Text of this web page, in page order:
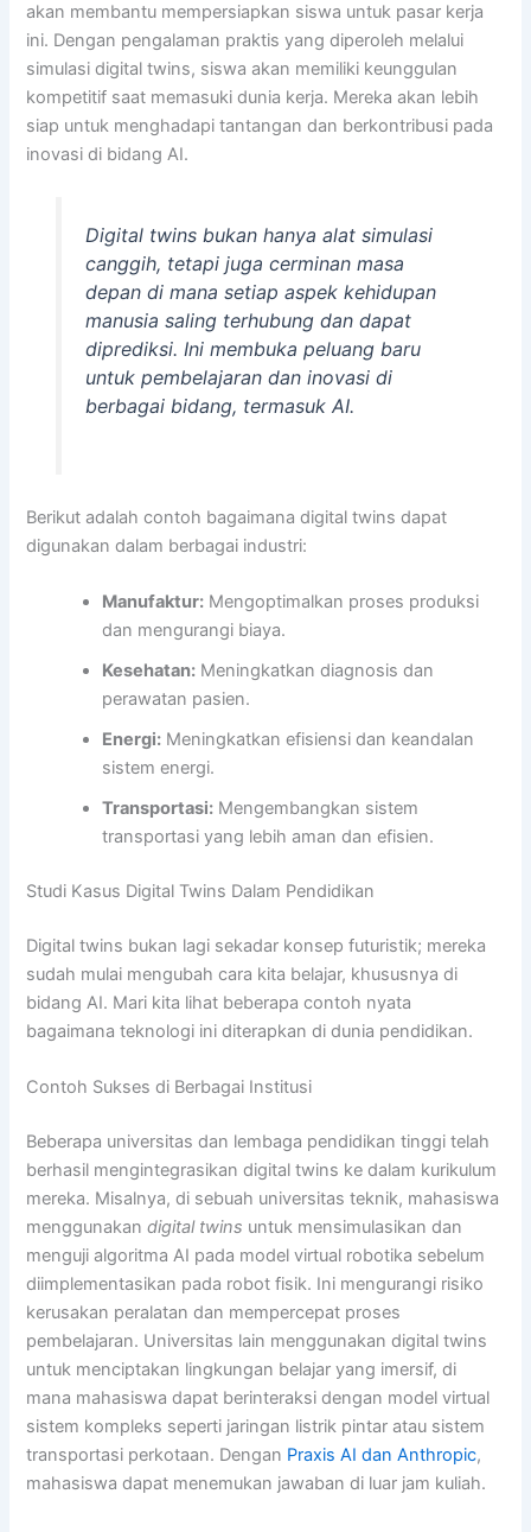
akan membantu mempersiapkan siswa untuk pasar kerja
ini. Dengan pengalaman praktis yang diperoleh melalui
simulasi digital twins, siswa akan memiliki keunggulan
kompetitif saat memasuki dunia kerja. Mereka akan lebih
siap untuk menghadapi tantangan dan berkontribusi pada
inovasi di bidang AI.
Digital twins bukan hanya alat simulasi
canggih, tetapi juga cerminan masa
depan di mana setiap aspek kehidupan
manusia saling terhubung dan dapat
diprediksi. Ini membuka peluang baru
untuk pembelajaran dan inovasi di
berbagai bidang, termasuk AI.
Berikut adalah contoh bagaimana digital twins dapat
digunakan dalam berbagai industri:
Manufaktur: Mengoptimalkan proses produksi
dan mengurangi biaya.
Kesehatan: Meningkatkan diagnosis dan
perawatan pasien.
Energi: Meningkatkan efisiensi dan keandalan
sistem energi.
Transportasi: Mengembangkan sistem
transportasi yang lebih aman dan efisien.
Studi Kasus Digital Twins Dalam Pendidikan
Digital twins bukan lagi sekadar konsep futuristik; mereka
sudah mulai mengubah cara kita belajar, khususnya di
bidang AI. Mari kita lihat beberapa contoh nyata
bagaimana teknologi ini diterapkan di dunia pendidikan.
Contoh Sukses di Berbagai Institusi
Beberapa universitas dan lembaga pendidikan tinggi telah
berhasil mengintegrasikan digital twins ke dalam kurikulum
mereka. Misalnya, di sebuah universitas teknik, mahasiswa
menggunakandigital twins untuk mensimulasikan dan
menguji algoritma AI pada model virtual robotika sebelum
diimplementasikan pada robot fisik. Ini mengurangi risiko
kerusakan peralatan dan mempercepat proses
pembelajaran. Universitas lain menggunakan digital twins
untuk menciptakan lingkungan belajar yang imersif, di
mana mahasiswa dapat berinteraksi dengan model virtual
sistem kompleks seperti jaringan listrik pintar atau sistem
transportasi perkotaan. Dengan Praxis AI dan Anthropic,
mahasiswa dapat menemukan jawaban di luar jam kuliah.